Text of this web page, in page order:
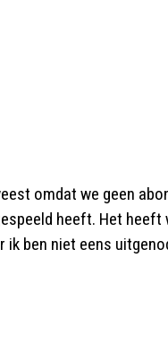
omdat we geen
heeft. Het heeft
ben niet eens